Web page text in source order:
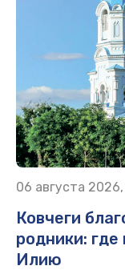
06 августа
Ковчеги
родники:
Илию